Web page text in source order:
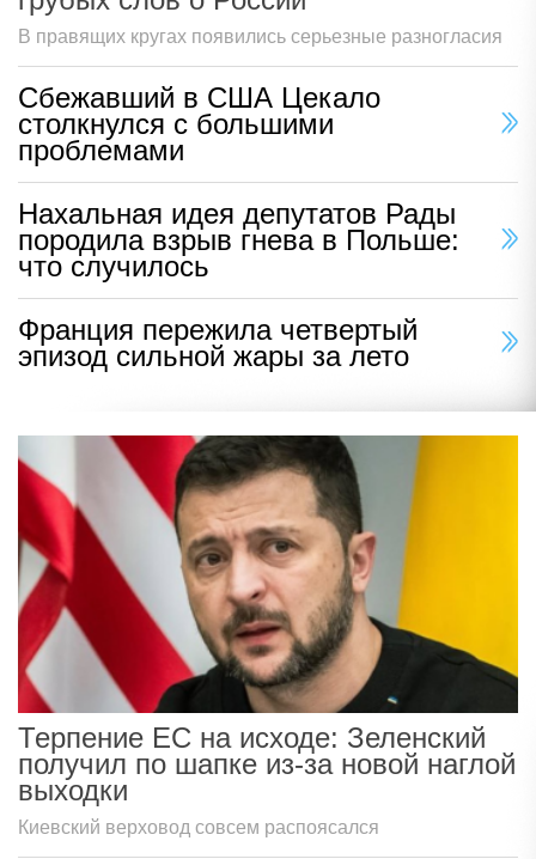
В правящих кругах появились серьезные разногласия
Сбежавший в США Цекало
столкнулся с большими
проблемами
Нахальная идея депутатов Рады
породила взрыв гнева в Польше:
что случилось
Франция пережила четвертый
эпизод сильной жары за лето
Терпение ЕС на исходе: Зеленский
получил по шапке из-за новой наглой
выходки
Киевский верховод совсем распоясался